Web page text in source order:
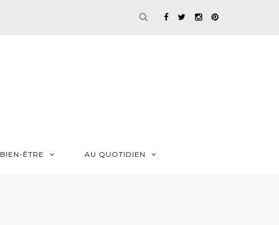
BIEN-ÊTRE AU QUOTIDIEN